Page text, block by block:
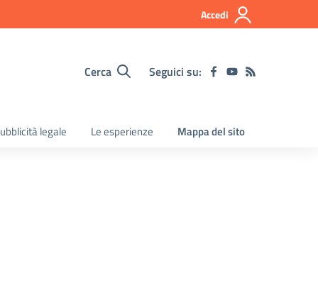
Accedi
Cerca Seguici su:
legale Le esperienze Mappa del sito